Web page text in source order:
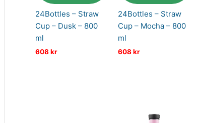
24Bottles – Straw
Cup – Dusk – 800
ml
608kr
24Bottles – Straw
Cup – Mocha – 800
ml
608kr